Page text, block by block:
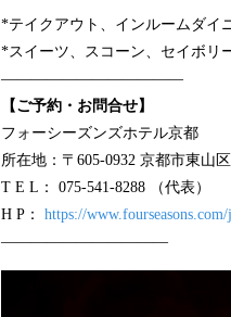
*テイクアウト、インルームダイ
*スイーツ、スコーン、セイボリ
――――――――――――
【ご予約・お問合せ】
フォーシーズンズホテル京都
所在地：〒605-0932 京都市東山
T E L： 075-541-8288 （代表）
H P： https://
―――――――――――